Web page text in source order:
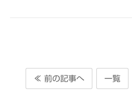
≪ 前の記事へ 一覧